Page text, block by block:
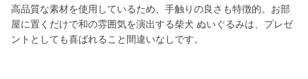
高品質な素材を使用しているため、手触りの良さも特徴的。お部
屋に置くだけで和の雰囲気を演出する柴犬 ぬいぐるみは、プレゼ
ントとしても喜ばれること間違いなしです。